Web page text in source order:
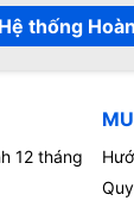
Hệ thống
12 tháng